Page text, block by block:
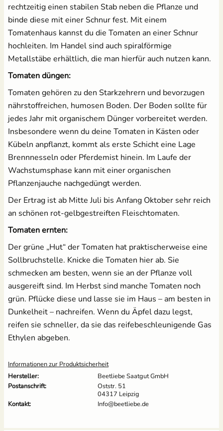
rechtzeitig einen stabilen Stab neben die Pflanze und
binde diese mit einer Schnur fest. Mit einem
Tomatenhaus kannst du die Tomaten an einer Schnur
hochleiten. Im Handel sind auch spiralförmige
Metallstäbe erhältlich, die man hierfür auch nutzen kann.
Tomaten düngen:
Tomaten gehören zu den Starkzehrern und bevorzugen
nährstoffreichen, humosen Boden. Der Boden sollte für
jedes Jahr mit organischem Dünger vorbereitet werden.
Insbesondere wenn du deine Tomaten in Kästen oder
Kübeln anpflanzt, kommt als erste Schicht eine Lage
Brennnesseln oder Pferdemist hinein. Im Laufe der
Wachstumsphase kann mit einer organischen
Pflanzenjauche nachgedüngt werden.
Der Ertrag ist ab Mitte Juli bis Anfang Oktober sehr reich
an schönen rot-gelbgestreiften Fleischtomaten.
Tomaten ernten:
Der grüne „Hut“ der Tomaten hat praktischerweise eine
Sollbruchstelle. Knicke die Tomaten hier ab. Sie
schmecken am besten, wenn sie an der Pflanze voll
ausgereift sind. Im Herbst sind manche Tomaten noch
grün. Pflücke diese und lasse sie im Haus – am besten in
Dunkelheit – nachreifen. Wenn du Äpfel dazu legst,
reifen sie schneller, da sie das reifebeschleunigende Gas
Ethylen abgeben.
Informationen zur Produktsicherheit
Hersteller:
Beetliebe Saatgut GmbH
Postanschrift:
Oststr. 51
04317 Leipzig
Kontakt:
Info@beetliebe.de